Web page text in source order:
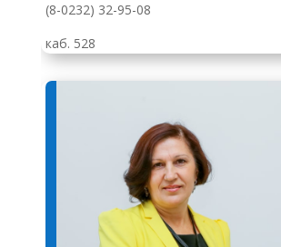
(8-0232) 32-95-08
каб. 528